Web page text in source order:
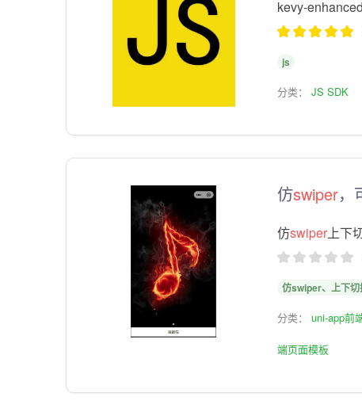
kevy-
js
分类： JS SDK
仿swiper，
仿swiper上下
仿swiper、上下
分类： uni-app前
端页面模板